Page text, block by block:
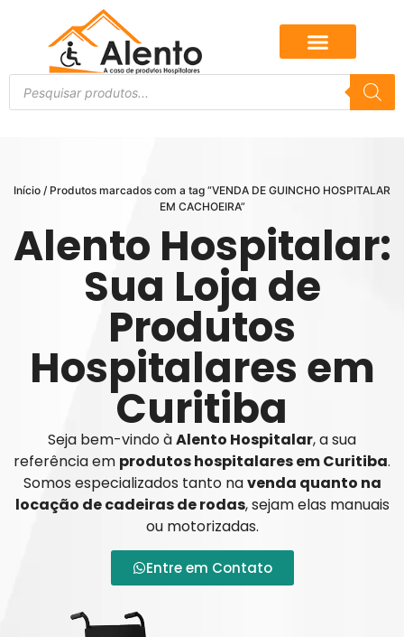
Início / Produtos marcados com a tag “VENDA DE GUINCHO HOSPITALAR
EM CACHOEIRA”
Alento Hospitalar:
Sua Loja de
Produtos
Hospitalares em
Curitiba
Seja bem-vindo àAlento Hospitalar, a sua
referência em produtos hospitalares em Curitiba.
Somos especializados tanto navenda quanto na
locação de cadeiras de rodas, sejam elas manuais
ou motorizadas.
Entre em Contato